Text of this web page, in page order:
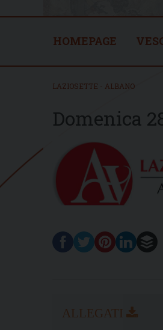
HOMEPAGE
LAZIOSETTE - ALBANO
Domenica